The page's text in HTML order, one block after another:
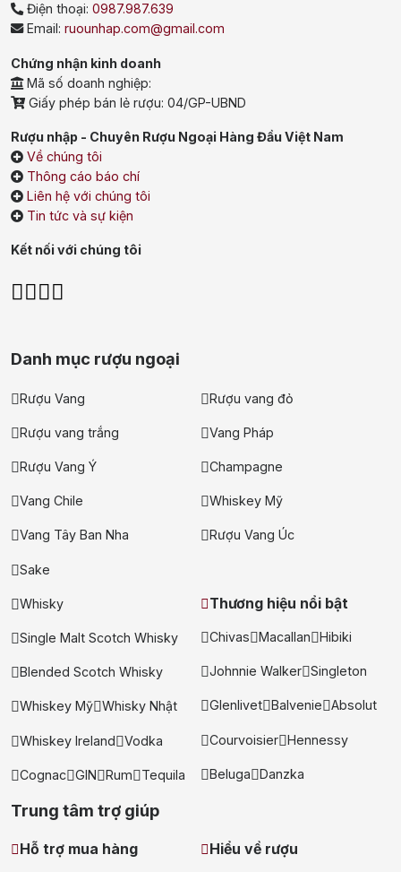
Rượu Vang Ý
Rượu Vang Đỏ
Rượu Vang Trắng Whisky
Blended Scotch Whisky
Single Malt Scotch Whisky
Whiskey Mỹ
Vodka
Johnnie Walker
Courvoisier
+ Ưu đãi giữa năm: Ngập tràn quà
Điện thoại:0987.987.639
Email:ruounhap.com@gmail.com
Chứng nhận kinh doanh
Mã số doanh nghiệp:
Giấy phép bán lẻ rượu: 04/GP-UBND
Rượu nhập - Chuyên Rượu Ngoại Hàng Đầu Việt Nam
Về chúng tôi
Thông cáo báo chí
Liên hệ với chúng tôi
Tin tức và sự kiện
Kết nối với chúng tôi
Danh mục rượu ngoại
Rượu Vang Rượu vang đỏ
Rượu vang trắng Vang Pháp
Rượu Vang Ý Champagne
Vang Chile Whiskey Mỹ
Vang Tây Ban Nha Rượu Vang Úc
Sake
Whisky
Single Malt Scotch Whisky
Blended Scotch Whisky
Whiskey Mỹ Whisky Nhật
Whiskey Ireland Vodka
Cognac GIN Rum Tequila
Thương hiệu nổi bật
Chivas Macallan Hibiki
Johnnie Walker Singleton
Glenlivet Balvenie Absolut
Courvoisier Hennessy
Beluga Danzka
Trung tâm trợ giúp
Hỗ trợ mua hàng Hiểu về rượu